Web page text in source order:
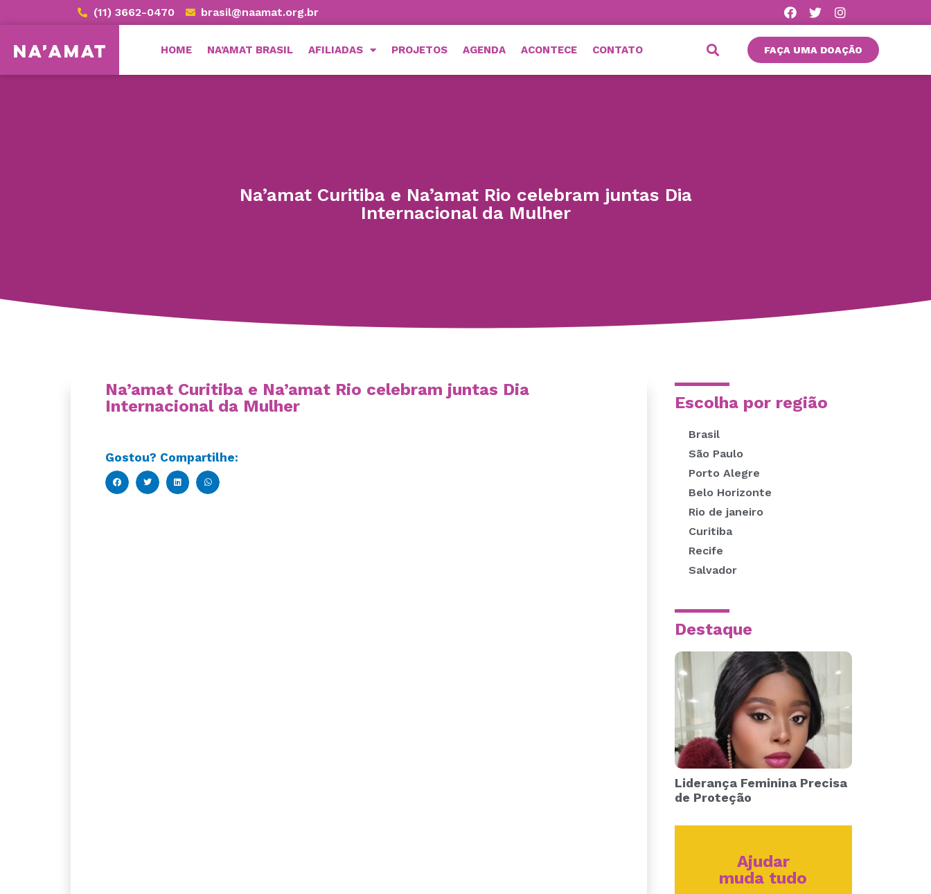
(11) 3662-0470 brasil@naamat.org.br
HOME NA’AMAT BRASIL AFILIADAS PROJETOS AGENDA ACONTECE CONTATO FAÇA UMA DOAÇÃO
Na’amat Curitiba e Na’amat Rio celebram juntas Dia
Internacional da Mulher
Na’amat Curitiba e Na’amat Rio celebram juntas Dia
Internacional da Mulher
Gostou? Compartilhe:
Escolha por região
Brasil
São Paulo
Porto Alegre
Belo Horizonte
Rio de janeiro
Curitiba
Recife
Salvador
Destaque
Liderança Feminina Precisa
de Proteção
Ajudar
muda tudo